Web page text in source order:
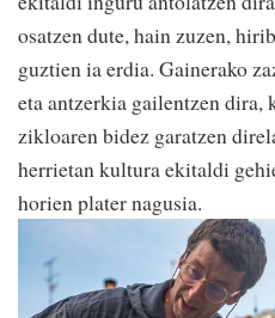
osatzen dute, hain zuzen,
guztien ia erdia. Gainerako
eta antzerkia gailentzen dira,
zikloaren bidez garatzen
herrietan kultura ekitaldi
horien plater nagusia.